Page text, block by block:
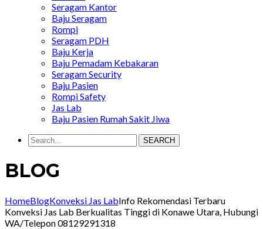
Seragam Kantor
Baju Seragam
Rompi
Seragam PDH
Baju Kerja
Baju Pemadam Kebakaran
Seragam Security
Baju Pasien
Rompi Safety
Jas Lab
Baju Pasien Rumah Sakit Jiwa
SEARCH
BLOG
HomeBlogKonveksi Jas LabInfo Rekomendasi Terbaru
Konveksi Jas Lab Berkualitas Tinggi di Konawe Utara, Hubungi
WA/Telepon 08129291318